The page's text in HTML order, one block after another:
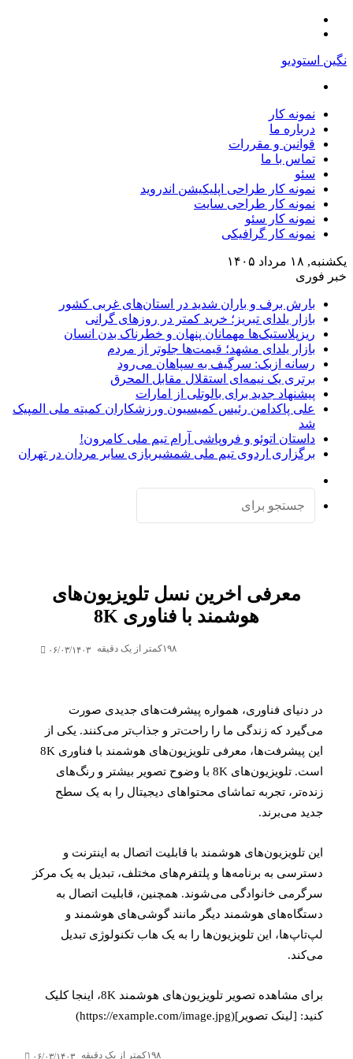
نگین استودیو
نمونه کار
درباره ما
قوانین و مقررات
تماس با ما
سئو
نمونه کار طراحی اپلیکیشن اندروید
نمونه کار طراحی سایت
نمونه کار سئو
نمونه کار گرافیکی
یکشنبه, ۱۸ مرداد ۱۴۰۵
خبر فوری
بارش برف و باران شدید در استان‌های غربی کشور
بازار یلدای تبریز؛ خرید کمتر در روزهای گرانی
ریزپلاستیک‌ها مهمانان پنهان و خطرناک بدن انسان
بازار یلدای مشهد؛ قیمت‌ها جلوتر از مردم
رسانه ازبک: سرگیف به سپاهان می‌رود
برتری یک نیمه‌ای استقلال مقابل المحرق
پیشنهاد جدید برای بالوتلی از امارات
علی پاکدامن رئیس کمیسیون ورزشکاران کمیته ملی المپیک
شد
داستان اتوئو و فروپاشی آرام تیم ملی کامرون!
برگزاری اردوی تیم ملی شمشیربازی سابر مردان در تهران
معرفی اخرین نسل تلویزیون‌های
هوشمند با فناوری 8K
۰۶/۰۳/۱۴۰۳ ۱۹۸کمتر از یک دقیقه
در دنیای فناوری، همواره پیشرفت‌های جدیدی صورت
می‌گیرد که زندگی ما را راحت‌تر و جذاب‌تر می‌کنند. یکی از
این پیشرفت‌ها، معرفی تلویزیون‌های هوشمند با فناوری 8K
است. تلویزیون‌های 8K با وضوح تصویر بیشتر و رنگ‌های
زنده‌تر، تجربه تماشای محتواهای دیجیتال را به یک سطح
جدید می‌برند.
این تلویزیون‌های هوشمند با قابلیت اتصال به اینترنت و
دسترسی به برنامه‌ها و پلتفرم‌های مختلف، تبدیل به یک مرکز
سرگرمی خانوادگی می‌شوند. همچنین، قابلیت اتصال به
دستگاه‌های هوشمند دیگر مانند گوشی‌های هوشمند و
لپ‌تاپ‌ها، این تلویزیون‌ها را به یک هاب تکنولوژی تبدیل
می‌کند.
برای مشاهده تصویر تلویزیون‌های هوشمند 8K، اینجا کلیک
کنید: [لینک تصویر](https://example.com/image.jpg)
۰۶/۰۳/۱۴۰۳ ۱۹۸کمتر از یک دقیقه